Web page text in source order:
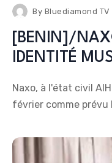
By Bluediamond TV
[BENIN]/
IDENTITÉ
Naxo, à l'état civil
février comme prévu